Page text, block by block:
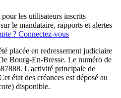
les utilisateurs inscrits
le mandataire, rapports et alertes
? Connectez-vous
placée en redressement judiciaire
Bourg-En-Bresse. Le numéro de
L'activité principale de
état des créances est déposé au
disponible.